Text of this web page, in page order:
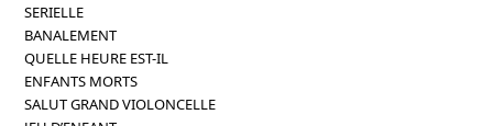
SERIELLE
BANALEMENT
QUELLE HEURE EST-IL
ENFANTS MORTS
SALUT GRAND VIOLONCELLE